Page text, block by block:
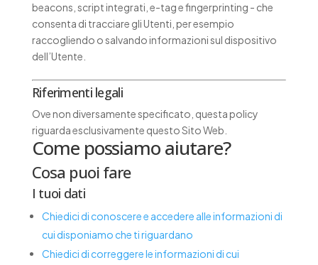
beacons, script integrati, e-tag e fingerprinting - che
consenta di tracciare gli Utenti, per esempio
raccogliendo o salvando informazioni sul dispositivo
dell’Utente.
Riferimenti legali
Ove non diversamente specificato, questa policy
riguarda esclusivamente questo Sito Web.
Come possiamo aiutare?
Cosa puoi fare
I tuoi dati
Chiedici di conoscere e accedere alle informazioni di
cui disponiamo che ti riguardano
Chiedici di correggere le informazioni di cui